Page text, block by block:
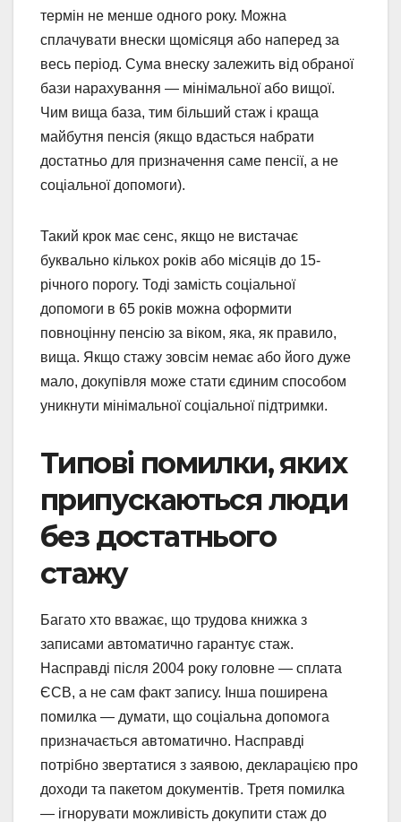
термін не менше одного року. Можна
сплачувати внески щомісяця або наперед за
весь період. Сума внеску залежить від обраної
бази нарахування — мінімальної або вищої.
Чим вища база, тим більший стаж і краща
майбутня пенсія (якщо вдасться набрати
достатньо для призначення саме пенсії, а не
соціальної допомоги).
Такий крок має сенс, якщо не вистачає
буквально кількох років або місяців до 15-
річного порогу. Тоді замість соціальної
допомоги в 65 років можна оформити
повноцінну пенсію за віком, яка, як правило,
вища. Якщо стажу зовсім немає або його дуже
мало, докупівля може стати єдиним способом
уникнути мінімальної соціальної підтримки.
Типові помилки, яких
припускаються люди
без достатнього
стажу
Багато хто вважає, що трудова книжка з
записами автоматично гарантує стаж.
Насправді після 2004 року головне — сплата
ЄСВ, а не сам факт запису. Інша поширена
помилка — думати, що соціальна допомога
призначається автоматично. Насправді
потрібно звертатися з заявою, декларацією про
доходи та пакетом документів. Третя помилка
— ігнорувати можливість докупити стаж до